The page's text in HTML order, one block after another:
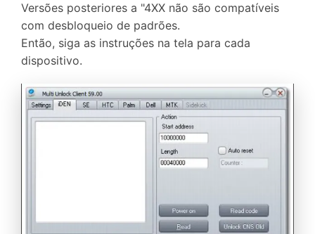
Versões posteriores a "4XX não são compatíveis
com desbloqueio de padrões.
Então, siga as instruções na tela para cada
dispositivo.